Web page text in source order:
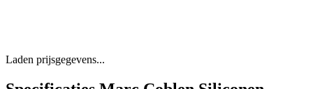
Laden prijsgegevens...